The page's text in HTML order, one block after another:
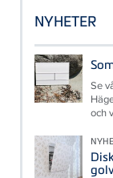
NYHETER
Se
och